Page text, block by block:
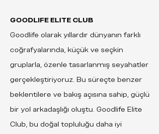
GOODLIFE ELITE CLUB
Goodlife olarak yıllardır dünyanın farklı
coğrafyalarında, küçük ve seçkin
gruplarla, özenle tasarlanmış seyahatler
gerçekleştiriyoruz. Bu süreçte benzer
beklentilere ve bakış açısına sahip, güçlü
bir yol arkadaşlığı oluştu. Goodlife Elite
Club, bu doğal topluluğu daha iyi